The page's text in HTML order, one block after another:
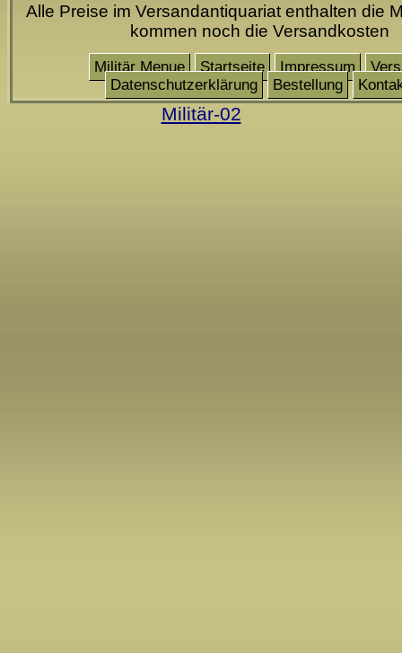
Alle Preise im Versandantiquariat enthalten die
kommen noch die Versandkosten
Militär Menue Startseite Impressum
Datenschutzerklärung
Bestellung
Militär-02